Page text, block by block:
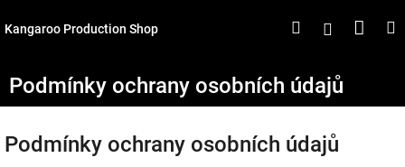
naKangaroo Production Shop HledatPřihlášení
Podmínky ochrany osobních údajů
Podmínky ochrany osobních údajů